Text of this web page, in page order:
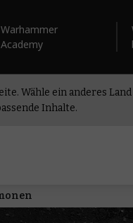
Warhammer
Academy
Wähle ein anderes
Inhalte.